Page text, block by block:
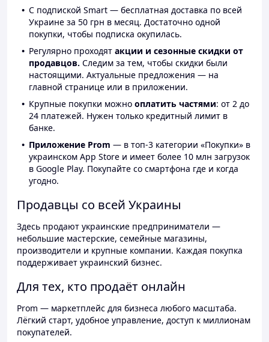
С подпиской Smart — бесплатная доставка по всей
Украине за 50 грн в месяц. Достаточно одной
покупки, чтобы подписка окупилась.
Регулярно проходят акции и сезонные скидки от
продавцов. Следим за тем, чтобы скидки были
настоящими. Актуальные предложения — на
главной странице или в приложении.
Крупные покупки можно оплатить частями: от 2 до
24 платежей. Нужен только кредитный лимит в
банке.
Приложение Prom — в топ-3 категории «Покупки» в
украинском App Store и имеет более 10 млн загрузок
в Google Play. Покупайте со смартфона где и когда
угодно.
Продавцы со всей Украины
Здесь продают украинские предприниматели —
небольшие мастерские, семейные магазины,
производители и крупные компании. Каждая покупка
поддерживает украинский бизнес.
Для тех, кто продаёт онлайн
Prom — маркетплейс для бизнеса любого масштаба.
Лёгкий старт, удобное управление, доступ к миллионам
покупателей.